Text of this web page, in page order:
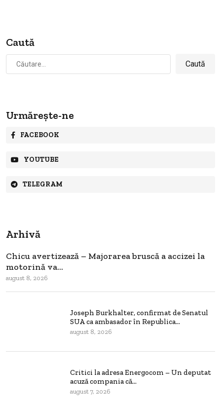
Caută
Caută
după:
Urmărește-ne
FACEBOOK
YOUTUBE
TELEGRAM
Arhivă
Chicu avertizează – Majorarea bruscă a accizei la
motorină va...
august 8, 2026
Joseph Burkhalter, confirmat de Senatul
SUA ca ambasador în Republica...
august 8, 2026
Critici la adresa Energocom – Un deputat
acuză compania că...
august 7, 2026